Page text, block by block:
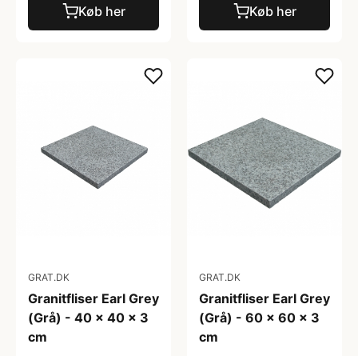
Køb her Køb her
GRAT.DK
Granitfliser Earl Grey
(Grå) - 40 x 40 x 3
cm
GRAT.DK
Granitfliser Earl Grey
(Grå) - 60 x 60 x 3
cm